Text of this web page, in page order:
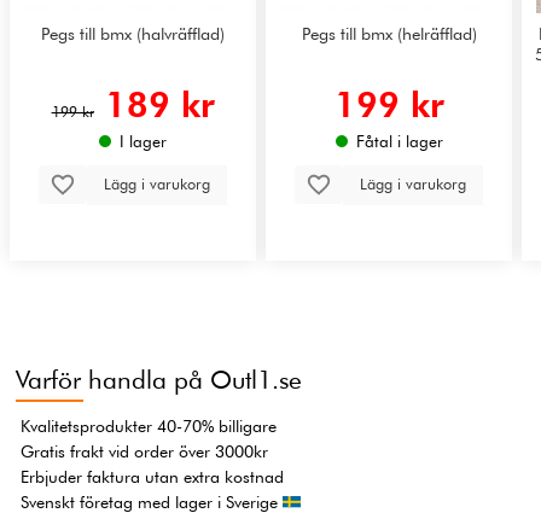
Pegs till bmx (halvräfflad)
199 kr 189 kr
I lager
Lägg i varukorg
Pegs till bmx (helräfflad)
199 kr
Fåtal i lager
Lägg i varukorg
Varför handla på Outl1.se
Kvalitetsprodukter 40-70% billigare
Gratis frakt vid order över 3000kr
Erbjuder faktura utan extra kostnad
Svenskt företag med lager i Sverige